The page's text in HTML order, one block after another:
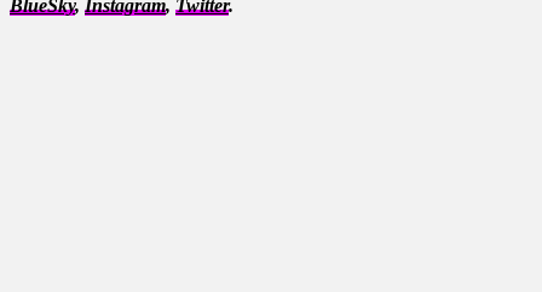
BlueSky, Instagram, Twitter.